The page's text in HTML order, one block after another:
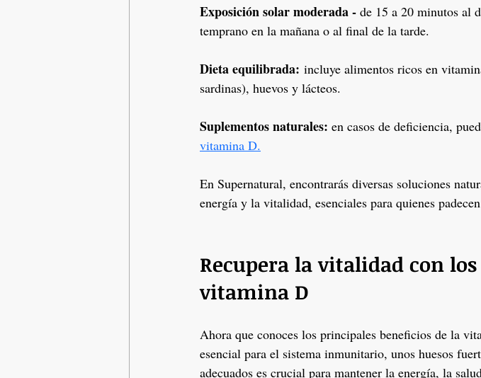
Exposición solar moderada - de 15 a 20 minutos al
temprano en la mañana o al final de la tarde.
Dieta equilibrada: incluye alimentos ricos en
sardinas), huevos y lácteos.
Suplementos naturales: en casos de deficiencia,
vitamina D.
En Supernatural, encontrarás diversas soluciones
energía y la vitalidad, esenciales para quienes
Recupera la vitalidad con
vitamina D
Ahora que conoces los principales beneficios de la
esencial para el sistema inmunitario, unos huesos
adecuados es crucial para mantener la energía, la